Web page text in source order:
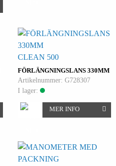
FÖRLÄNGNINGSLANS 330MM
CLEAN 500
Artikelnummer: G728307
I lager:
MER INFO